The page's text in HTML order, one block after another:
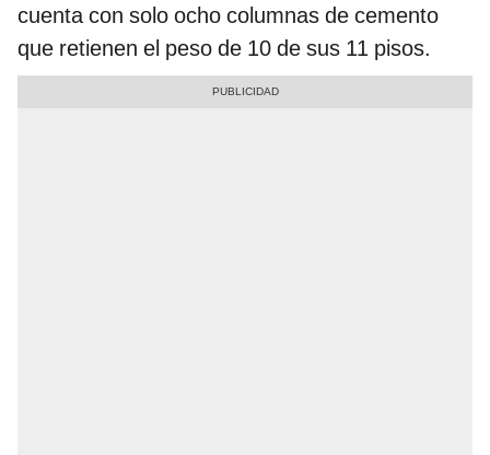
cuenta con solo ocho columnas de cemento
que retienen el peso de 10 de sus 11 pisos.